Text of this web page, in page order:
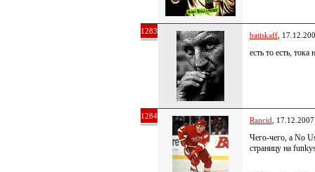
1283 batiskaff ,
есть то есть,
1284 Rancid ,
Чего-чего, а No
страницу на